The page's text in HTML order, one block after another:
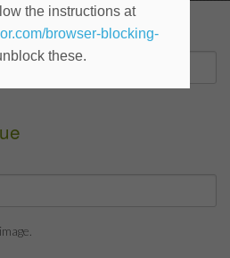
the instructions at
browser-blocking-
these.